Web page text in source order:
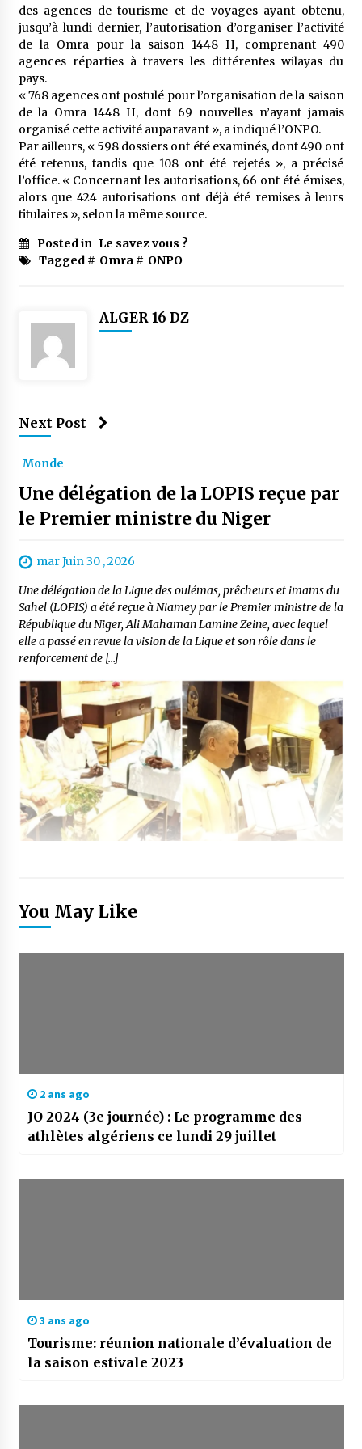
meilleur prêche du vendredi
2 semaines ago
Droit à l’affiliation au régime national de
retraite : Coup d’envoi d’une campagne de
nationale à l’étranger
2 semaines ago
Lancement d’une campagne nationale de
sensibilisation sur la lutte contre le travail
informel
3 semaines ago
Première voiture de course conçue et
algériens participe à une compétition
internationale
3 semaines ago
en langue amazighe
3 semaines ago
des agences de tourisme et de voyages ayant obtenu,
jusqu’à lundi dernier, l’autorisation d’organiser l’activité
de la Omra pour la saison 1448 H, comprenant 490
agences réparties à travers les différentes wilayas du
pays.
« 768 agences ont postulé pour l’organisation de la saison
de la Omra 1448 H, dont 69 nouvelles n’ayant jamais
organisé cette activité auparavant », a indiqué l’ONPO.
Par ailleurs, « 598 dossiers ont été examinés, dont 490 ont
été retenus, tandis que 108 ont été rejetés », a précisé
l’office. « Concernant les autorisations, 66 ont été émises,
alors que 424 autorisations ont déjà été remises à leurs
titulaires », selon la même source.
Posted in Le savez vous ?
Tagged # Omra# ONPO
ALGER 16 DZ
Next Post
Monde
Une délégation de la LOPIS reçue par
le Premier ministre du Niger
mar Juin 30 , 2026
Une délégation de la Ligue des oulémas, prêcheurs et imams du
Sahel (LOPIS) a été reçue à Niamey par le Premier ministre de la
République du Niger, Ali Mahaman Lamine Zeine, avec lequel
elle a passé en revue la vision de la Ligue et son rôle dans le
renforcement de […]
You May Like
2 ans ago
JO 2024 (3e journée) : Le programme des
athlètes algériens ce lundi 29 juillet
3 ans ago
Tourisme: réunion nationale d’évaluation de
la saison estivale 2023